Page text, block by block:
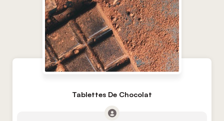
Tablettes De Chocolat